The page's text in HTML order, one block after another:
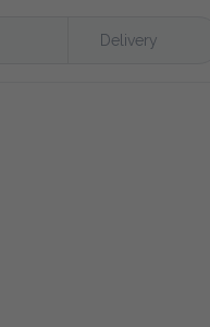
Delivery